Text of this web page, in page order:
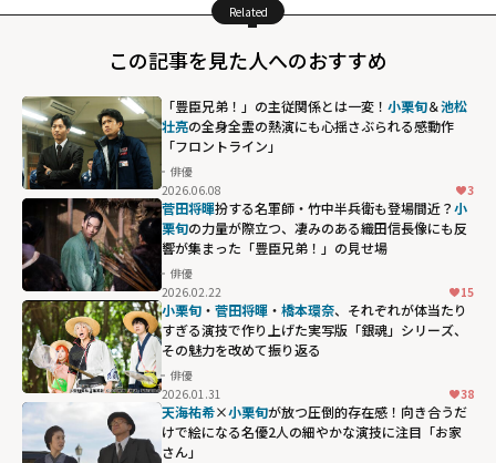
Related
この記事を見た人へのおすすめ
「豊臣兄弟！」の主従関係とは一変！ 小栗旬＆池松
壮亮の全身全霊の熱演にも心揺さぶられる感動作
「フロントライン」
俳優
2026.06.08
3
菅田将暉扮する名軍師・竹中半兵衛も登場間近？小
栗旬の力量が際立つ、凄みのある織田信長像にも反
響が集まった「豊臣兄弟！」の見せ場
俳優
2026.02.22
15
小栗旬 ・ 菅田将暉 ・ 橋本環奈、それぞれが体当たり
すぎる演技で作り上げた実写版「銀魂」シリーズ、
その魅力を改めて振り返る
俳優
2026.01.31
38
天海祐希×小栗旬が放つ圧倒的存在感！向き合うだ
けで絵になる名優2人の細やかな演技に注目「お家
さん」